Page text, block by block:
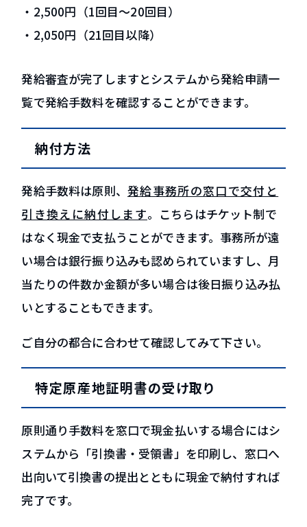
・2,500円（1回目～20回目）
・2,050円（21回目以降）
発給審査が完了しますとシステムから発給申請一
覧で発給手数料を確認することができます。
納付方法
発給手数料は原則、 発給事務所の窓口で交付と
引き換えに納付します。こちらはチケット制で
はなく現金で支払うことができます。事務所が遠
い場合は銀行振り込みも認められていますし、月
当たりの件数か金額が多い場合は後日振り込み払
いとすることもできます。
ご自分の都合に合わせて確認してみて下さい。
特定原産地証明書の受け取り
原則通り手数料を窓口で現金払いする場合にはシ
ステムから「引換書・受領書」を印刷し、窓口へ
出向いて引換書の提出とともに現金で納付すれば
完了です。